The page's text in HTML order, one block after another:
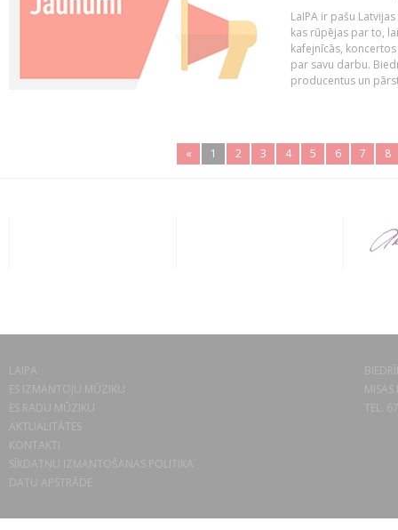
LaIPA ir pašu
kas rūpējas par to,
kafejnīcās,
par savu darbu.
producentus un
« 1 2 3 4 5 6 7 8
LAIPA
ES IZMANTOJU MŪZIKU
ES RADU MŪZIKU
AKTUALITĀTES
KONTAKTI
SĪKDATŅU IZMANTOŠANAS POLITIKA
DATU APSTRĀDE
TEL.